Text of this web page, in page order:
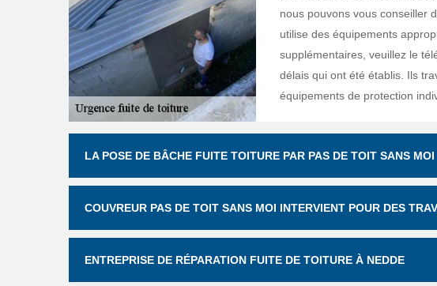
nous pouvons vous conseiller
utilise des équipements
supplémentaires, veuillez le
délais qui ont été établis. Ils
équipements de protection
LA POSE DE BÂCHE FUITE TOITURE PAR PAS DE TOIT SANS MOI
COUVREUR PAS DE TOIT SANS MOI INTERVIENT POUR DES
ENTREPRISE DE RÉPARATION FUITE DE TOITURE À NEDDE